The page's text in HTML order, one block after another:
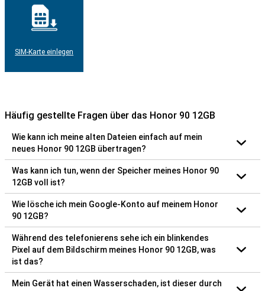
SIM-Karte einlegen
Häufig gestellte Fragen über das Honor 90 12GB
Wie kann ich meine alten Dateien einfach auf mein
neues Honor 90 12GB übertragen?
Was kann ich tun, wenn der Speicher meines Honor 90
12GB voll ist?
Wie lösche ich mein Google-Konto auf meinem Honor
90 12GB?
Während des telefonierens sehe ich ein blinkendes
Pixel auf dem Bildschirm meines Honor 90 12GB, was
ist das?
Mein Gerät hat einen Wasserschaden, ist dieser durch